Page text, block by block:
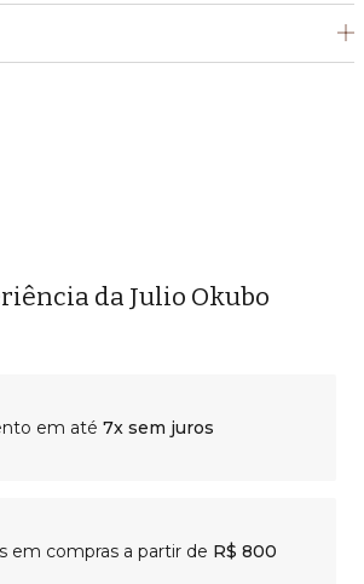
da Julio Okubo
em até 7x sem juros
em compras a partir de R$ 800